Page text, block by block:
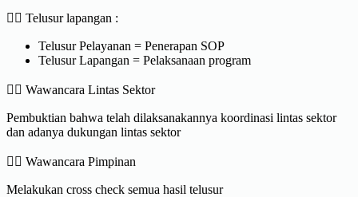
✍🏻 Telusur lapangan :
Telusur Pelayanan = Penerapan SOP
Telusur Lapangan = Pelaksanaan program
✍🏻 Wawancara Lintas Sektor
Pembuktian bahwa telah dilaksanakannya koordinasi lintas sektor
dan adanya dukungan lintas sektor
✍🏻 Wawancara Pimpinan
Melakukan cross check semua hasil telusur